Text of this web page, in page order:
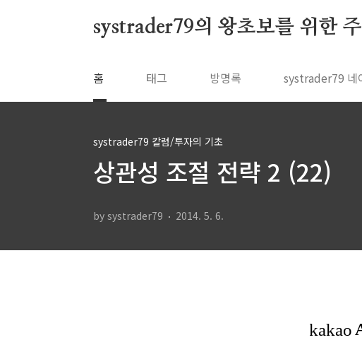
systrader79의 왕초보를 위한
홈 태그 방명록 systrader79 네
systrader79 칼럼/투자의 기초
상관성 조절 전략 2 (22)
by systrader79 2014. 5. 6.